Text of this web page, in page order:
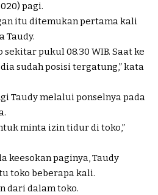
pagi.
itu ditemukan pertama kali
Taudy.
sekitar pukul 08.30 WIB. Saat ke
sudah posisi tergatung,” kata
Taudy melalui ponselnya pada
minta izin tidur di toko,”
keesokan paginya, Taudy
toko beberapa kali.
dari dalam toko.